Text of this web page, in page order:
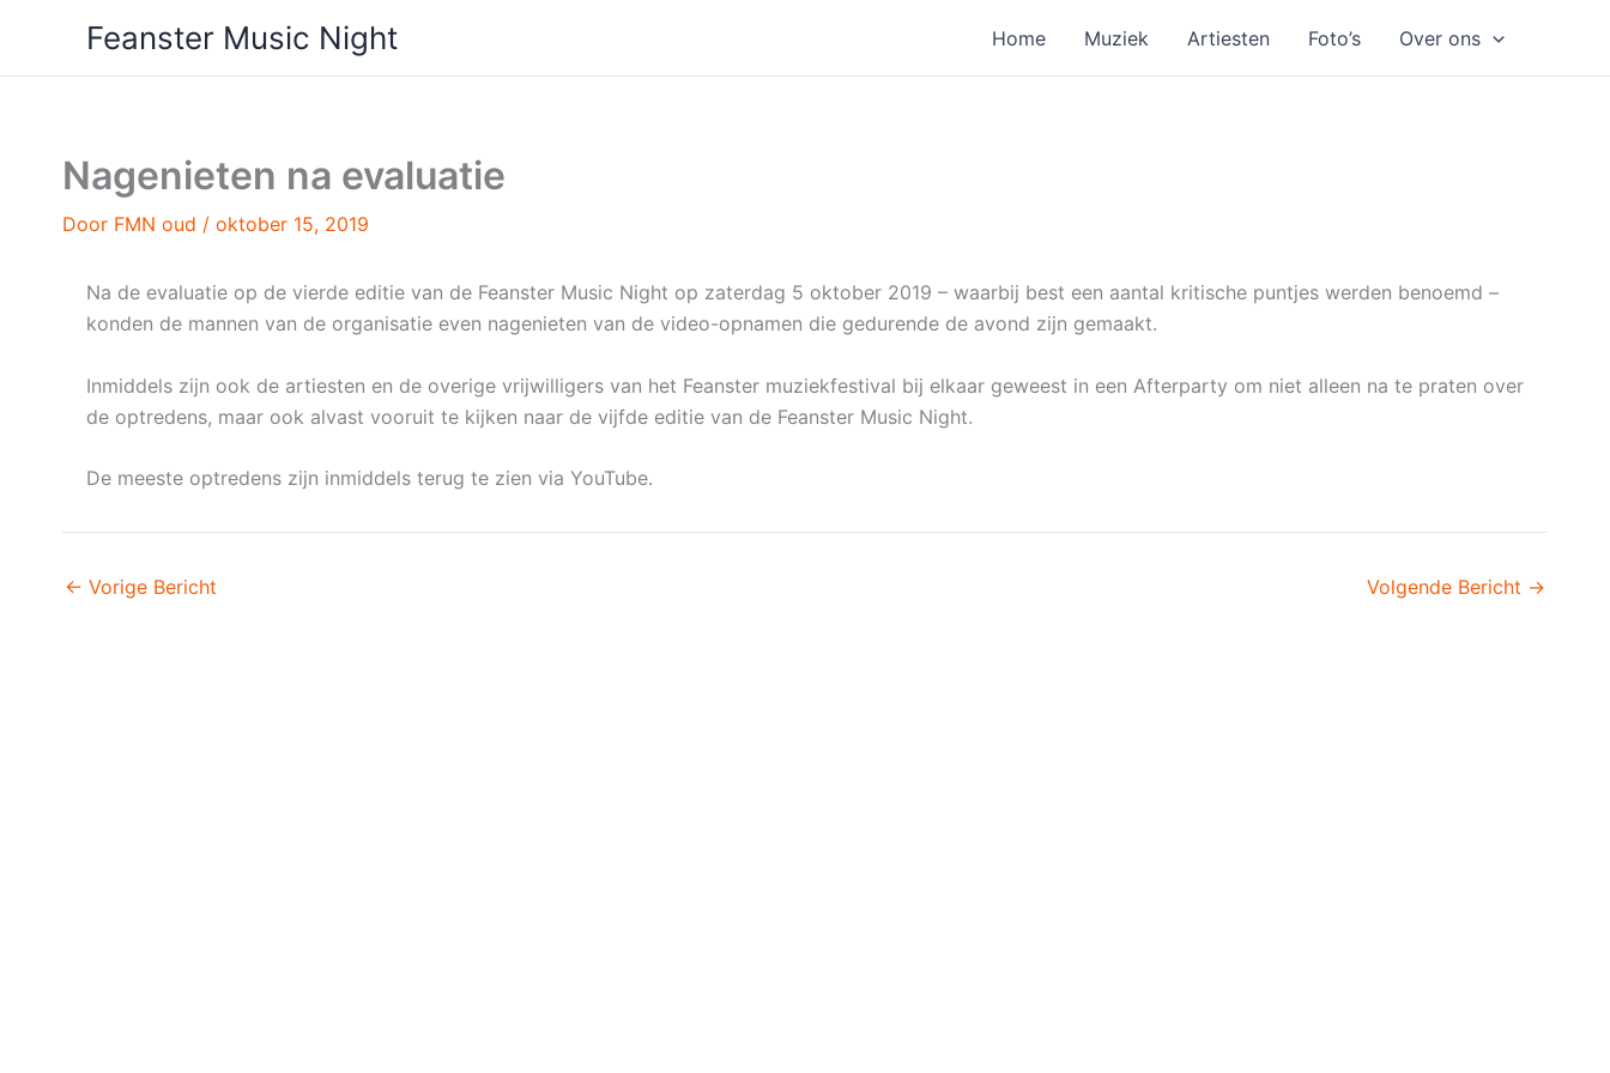
de
Feanster Music Night Home Muziek Artiesten Foto’s Over ons
Nagenieten na evaluatie
Door FMN oud / oktober 15, 2019
Na de evaluatie op de vierde editie van de Feanster Music Night op zaterdag 5 oktober 2019 – waarbij best een aantal kritische puntjes werden benoemd –
konden de mannen van de organisatie even nagenieten van de video-opnamen die gedurende de avond zijn gemaakt.
Inmiddels zijn ook de artiesten en de overige vrijwilligers van het Feanster muziekfestival bij elkaar geweest in een Afterparty om niet alleen na te praten over
de optredens, maar ook alvast vooruit te kijken naar de vijfde editie van de Feanster Music Night.
De meeste optredens zijn inmiddels terug te zien via YouTube.
← Vorige Bericht Volgende Bericht →